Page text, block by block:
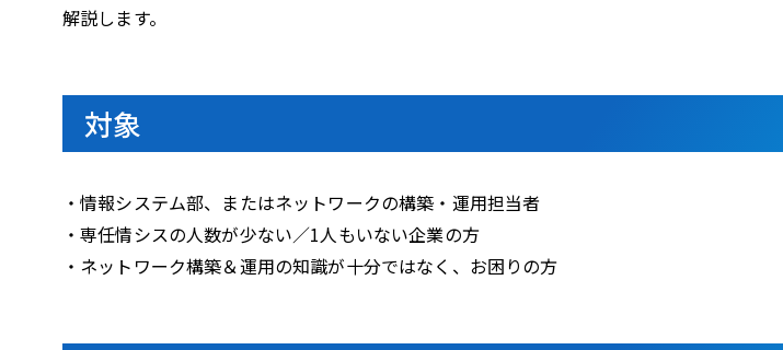
解説します。
対象
・情報システム部、またはネットワークの構築・運用担当者
・専任情シスの人数が少ない／1人もいない企業の方
・ネットワーク構築＆運用の知識が十分ではなく、お困りの方